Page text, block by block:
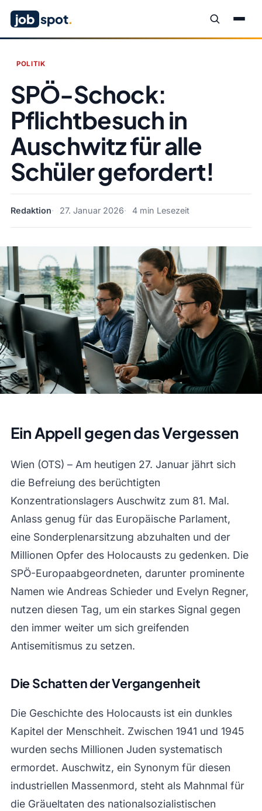
job spot.
POLITIK
SPÖ-Schock:
Pflichtbesuch in
Auschwitz für alle
Schüler gefordert!
Redaktion 27. Januar 2026 4 min Lesezeit
Ein Appell gegen das Vergessen
Wien (OTS) – Am heutigen 27. Januar jährt sich
die Befreiung des berüchtigten
Konzentrationslagers Auschwitz zum 81. Mal.
Anlass genug für das Europäische Parlament,
eine Sonderplenarsitzung abzuhalten und der
Millionen Opfer des Holocausts zu gedenken. Die
SPÖ-Europaabgeordneten, darunter prominente
Namen wie Andreas Schieder und Evelyn Regner,
nutzen diesen Tag, um ein starkes Signal gegen
den immer weiter um sich greifenden
Antisemitismus zu setzen.
Die Schatten der Vergangenheit
Die Geschichte des Holocausts ist ein dunkles
Kapitel der Menschheit. Zwischen 1941 und 1945
wurden sechs Millionen Juden systematisch
ermordet. Auschwitz, ein Synonym für diesen
industriellen Massenmord, steht als Mahnmal für
die Gräueltaten des nationalsozialistischen